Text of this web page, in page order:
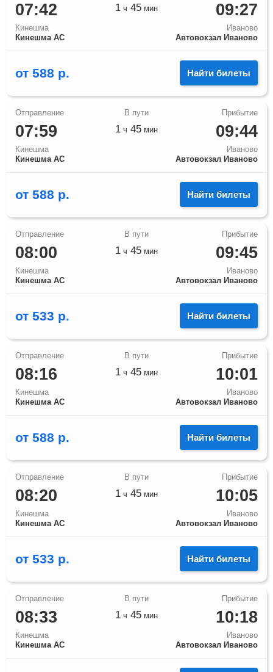
07:42
Кинешма
Кинешма АС
09:27
Иваново
Автовокзал Иваново
1 ч 45 мин
от 588 р. Найти билеты
07:59
Кинешма
Кинешма АС
09:44
Иваново
Автовокзал Иваново
1 ч 45 мин
от 588 р. Найти билеты
08:00
Кинешма
Кинешма АС
09:45
Иваново
Автовокзал Иваново
1 ч 45 мин
от 533 р. Найти билеты
08:16
Кинешма
Кинешма АС
10:01
Иваново
Автовокзал Иваново
1 ч 45 мин
от 588 р. Найти билеты
08:20
Кинешма
Кинешма АС
10:05
Иваново
Автовокзал Иваново
1 ч 45 мин
от 533 р. Найти билеты
08:33
Кинешма
Кинешма АС
10:18
Иваново
Автовокзал Иваново
1 ч 45 мин